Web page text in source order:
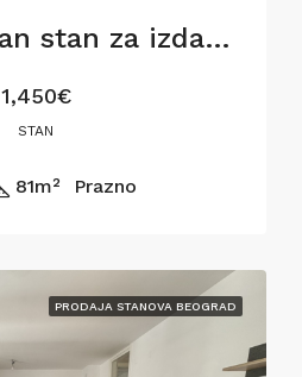
Četvorosoban stan za izdavanje na Dorćolu, 81m2
1,450€
STAN
81m² Prazno
PRODAJA STANOVA BEOGRAD